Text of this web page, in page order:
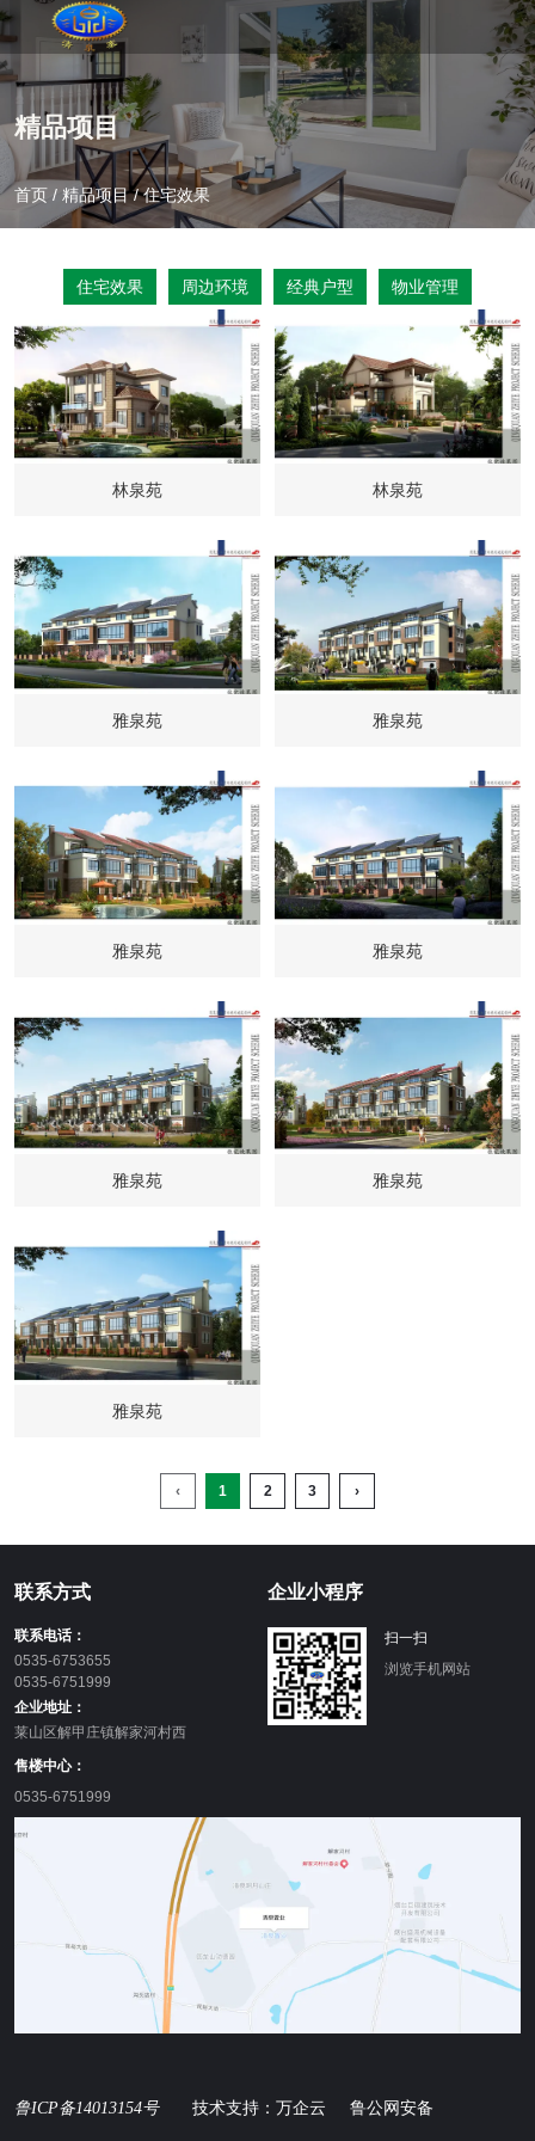
精品项目
首页 / 精品项目 /住宅效果
住宅效果 周边环境 经典户型 物业管理
林泉苑 林泉苑
雅泉苑 雅泉苑
雅泉苑 雅泉苑
雅泉苑 雅泉苑
雅泉苑
‹ 1 2 3 ›
联系方式
联系电话：
0535-6753655
0535-6751999
企业地址：
莱山区解甲庄镇解家河村西
售楼中心：
0535-6751999
企业小程序
扫一扫
浏览手机网站
鲁ICP备14013154号 技术支持：万企云 鲁公网安备